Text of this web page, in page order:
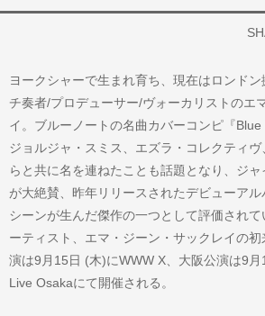
ヨークシャーで生まれ育ち、現在はロンド
チ奏者/プロデューサー/ヴォーカリストのエ
イ。ブルーノートの名曲カバーコンピ『
ジョルジャ・スミス、エズラ・コレクティ
らと共に名を連ねたことも話題となり、ジ
が大絶賛、昨年リリースされたデビューア
シーンが生んだ傑作の一つとして評価され
ーティスト、エマ・ジーン・サックレイの
演は9月15日 (木)にWWW X、大阪公演は9
Live Osakaにて開催される。